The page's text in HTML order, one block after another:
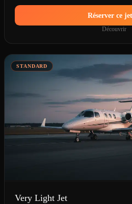
Réserver ce jet
Découvrir
STANDARD
Very Light Jet